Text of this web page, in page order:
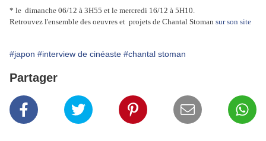
* le dimanche 06/12 à 3H55 et le mercredi 16/12 à 5H10.
Retrouvez l'ensemble des oeuvres et projets de Chantal Stoman sur son site
#japon #interview de cinéaste #chantal stoman
Partager